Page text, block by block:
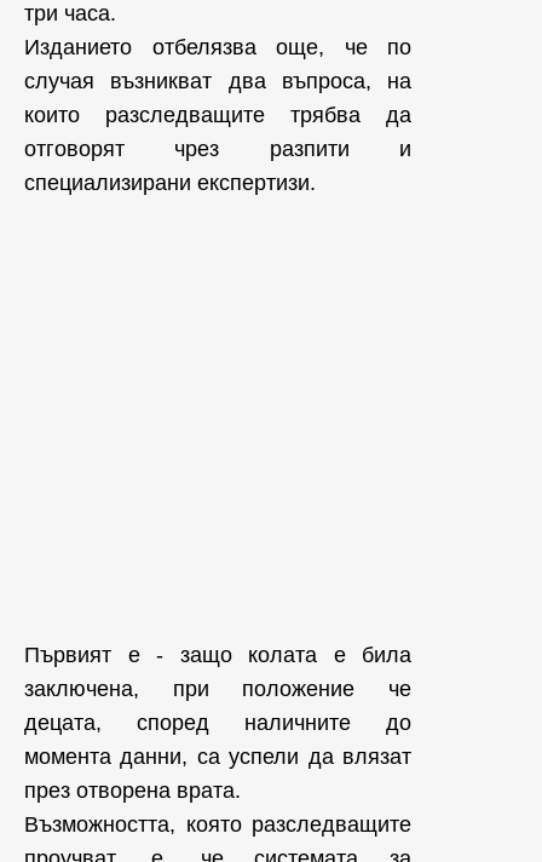
три часа.
Изданието отбелязва още, че по
случая възникват два въпроса, на
които разследващите трябва да
отговорят чрез разпити и
специализирани експертизи.
Първият е - защо колата е била
заключена, при положение че
децата, според наличните до
момента данни, са успели да влязат
през отворена врата.
Възможността, която разследващите